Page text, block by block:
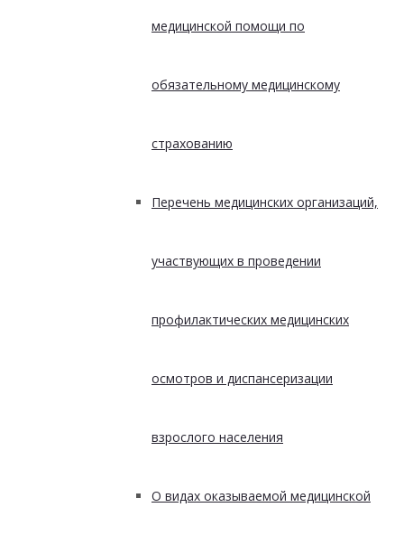
медицинской помощи по
обязательному медицинскому
страхованию
Перечень медицинских организаций,
участвующих в проведении
профилактических медицинских
осмотров и диспансеризации
взрослого населения
О видах оказываемой медицинской